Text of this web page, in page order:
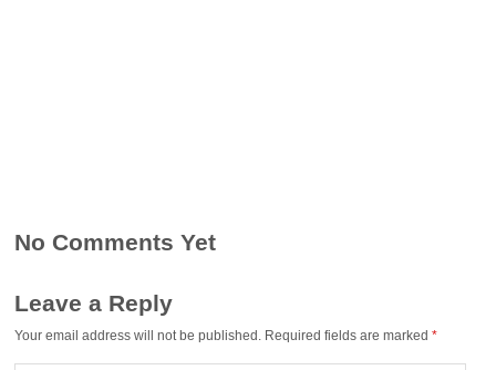
No Comments Yet
Leave a Reply
Your email address will not be published. Required fields are marked*